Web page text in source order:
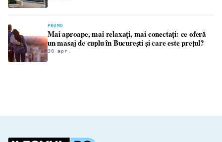
PROMO
Mai aproape, mai relaxați, mai conectați: ce oferă
un masaj de cuplu în București și care este prețul?
30 apr.